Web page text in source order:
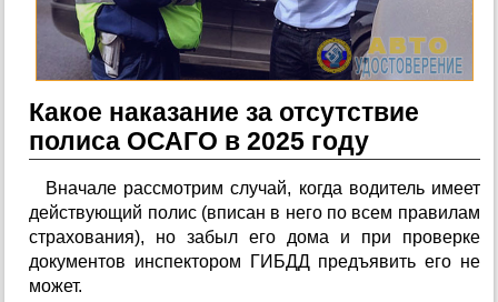
Какое наказание за отсутствие
полиса ОСАГО в 2025 году
Вначале рассмотрим случай, когда водитель имеет
действующий полис (вписан в него по всем правилам
страхования), но забыл его дома и при проверке
документов инспектором ГИБДД предъявить его не
может.